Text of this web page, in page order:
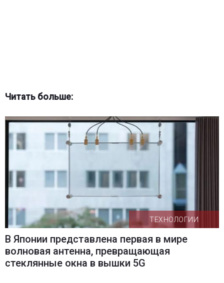
Читать больше:
ТЕХНОЛОГИИ
В Японии представлена ​​первая в мире
волновая антенна, превращающая
стеклянные окна в вышки 5G